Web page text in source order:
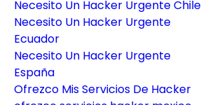
Necesito Un Hacker Urgente Chile
Necesito Un Hacker Urgente
Ecuador
Necesito Un Hacker Urgente
España
Ofrezco Mis Servicios De Hacker